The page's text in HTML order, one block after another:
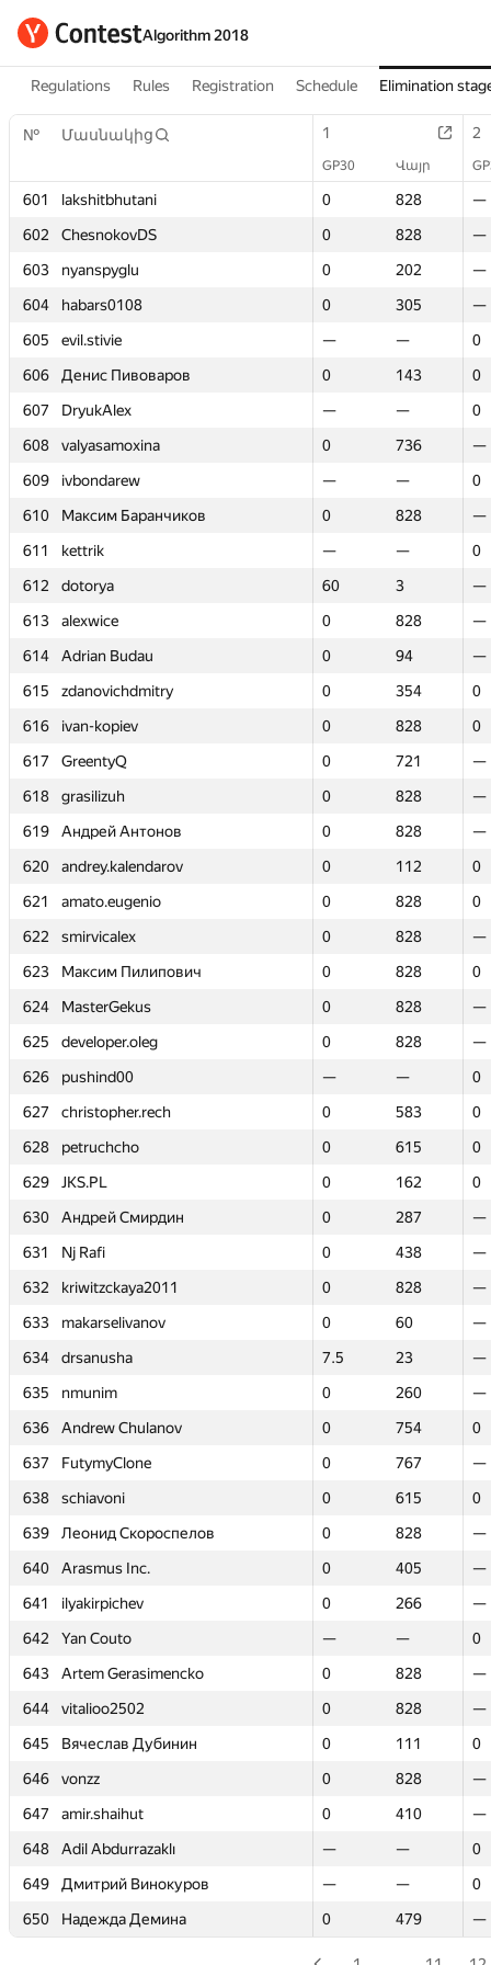
Algorithm 2018
Regulations Rules Registration Schedule Elimination
№ Մասնակից 1 2
GP30 Վայր
601 lakshitbhutani 0 828
—
602
ChesnokovDS 0 828
—
603
nyanspyglu 0 202
—
604
habars0108 0 305
—
605
evil.stivie — —
0
606
Денис Пивоваров 0 143
0
607
DryukAlex — —
0
608
valyasamoxina 0 736
—
609
ivbondarew — —
0
610
Максим Баранчиков 0 828
—
611
kettrik — —
0
612
dotorya 60 3
—
613
alexwice 0 828
—
614
Adrian Budau 0 94
—
615
zdanovichdmitry 0 354
0
616
ivan-kopiev 0 828
0
617
GreentyQ 0 721
—
618
grasilizuh 0 828
—
619
Андрей Антонов 0 828
—
620
andrey.kalendarov 0 112
0
621
amato.eugenio 0 828
0
622
smirvicalex 0 828
—
623
Максим Пилипович 0 828
0
624
MasterGekus 0 828
—
625
developer.oleg 0 828
—
626
pushind00 — —
0
627
christopher.rech 0 583
0
628
petruchcho 0 615
0
629
JKS.PL 0 162
0
630
Андрей Смирдин 0 287
—
631
Nj Rafi 0 438
—
632
kriwitzckaya2011 0 828
—
633
makarselivanov 0 60
—
634
drsanusha 7.5 23
—
635
nmunim 0 260
—
636
Andrew Chulanov 0 754
0
637
FutymyClone 0 767
—
638
schiavoni 0 615
0
639
Леонид Скороспелов 0 828
—
640
Arasmus Inc. 0 405
—
641
ilyakirpichev 0 266
—
642
Yan Couto — —
0
643
Artem Gerasimencko 0 828
—
644
vitalioo2502 0 828
—
645
Вячеслав Дубинин 0 111
0
646
vonzz 0 828
—
647
amir.shaihut 0 410
—
648
Adil Abdurrazaklı — —
0
649
Дмитрий Винокуров — —
0
650
Надежда Демина 0 479 —
№ Մասնակից 1 2
GP30 Վայր
601 lakshitbhutani 0 828
—
602
ChesnokovDS 0 828
—
603
nyanspyglu 0 202
—
604
habars0108 0 305
—
605
evil.stivie — —
0
606
Денис Пивоваров 0 143
0
607
DryukAlex — —
0
608
valyasamoxina 0 736
—
609
ivbondarew — —
0
610
Максим Баранчиков 0 828
—
611
kettrik — —
0
612
dotorya 60 3
—
613
alexwice 0 828
—
614
Adrian Budau 0 94
—
615
zdanovichdmitry 0 354
0
616
ivan-kopiev 0 828
0
617
GreentyQ 0 721
—
618
grasilizuh 0 828
—
619
Андрей Антонов 0 828
—
620
andrey.kalendarov 0 112
0
621
amato.eugenio 0 828
0
622
smirvicalex 0 828
—
623
Максим Пилипович 0 828
0
624
MasterGekus 0 828
—
625
developer.oleg 0 828
—
626
pushind00 — —
0
627
christopher.rech 0 583
0
628
petruchcho 0 615
0
629
JKS.PL 0 162
0
630
Андрей Смирдин 0 287
—
631
Nj Rafi 0 438
—
632
kriwitzckaya2011 0 828
—
633
makarselivanov 0 60
—
634
drsanusha 7.5 23
—
635
nmunim 0 260
—
636
Andrew Chulanov 0 754
0
637
FutymyClone 0 767
—
638
schiavoni 0 615
0
639
Леонид Скороспелов 0 828
—
640
Arasmus Inc. 0 405
—
641
ilyakirpichev 0 266
—
642
Yan Couto — —
0
643
Artem Gerasimencko 0 828
—
644
vitalioo2502 0 828
—
645
Вячеслав Дубинин 0 111
0
646
vonzz 0 828
—
647
amir.shaihut 0 410
—
648
Adil Abdurrazaklı — —
0
649
Дмитрий Винокуров — —
0
650
Надежда Демина 0 479 —